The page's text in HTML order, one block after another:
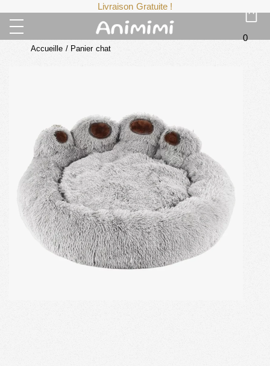
Livraison Gratuite !
0
Accueille / Panier chat